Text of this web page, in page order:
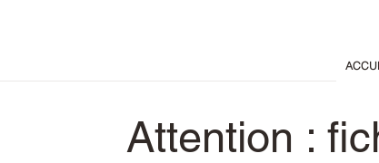
Attention :